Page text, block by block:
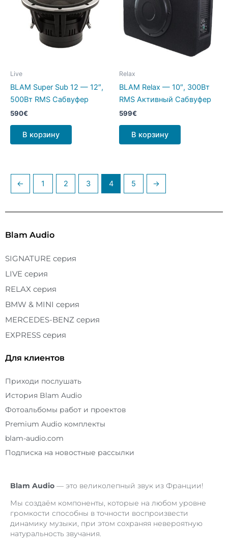
Live
BLAM Super Sub 12 — 12″,
500Вт RMS Сабвуфер
590€
В корзину
Relax
BLAM Relax — 10″, 300Вт
RMS Активный Сабвуфер
599€
В корзину
← 1 2 3 4 5 →
Blam Audio
SIGNATURE серия
LIVE серия
RELAX серия
BMW & MINI серия
MERCEDES-BENZ серия
EXPRESS серия
Для клиентов
Приходи послушать
История Blam Audio
Фотоальбомы работ и проектов
Premium Audio комплекты
blam-audio.com
Подписка на новостные рассылки
Blam Audio — это великолепный звук из Франции!
Мы создаём компоненты, которые на любом уровне
громкости способны в точности воспроизвести
динамику музыки, при этом сохраняя невероятную
натуральность звучания.